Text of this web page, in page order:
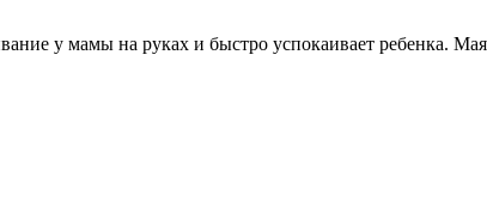
у мамы на руках и быстро успокаивает ребенка.